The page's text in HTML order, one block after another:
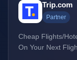
Trip.com
Partner
Cheap Flights/
On Your Next